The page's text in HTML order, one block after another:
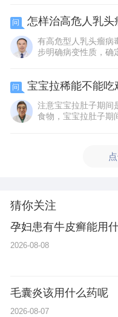
问 怎样治高危人乳头
有高危型人乳头瘤病
步明确病变性质，确
问 宝宝拉稀能不能吃
注意宝宝拉肚子期间
食物，宝宝拉肚子期
猜你关注
孕妇患有牛皮癣能用
2026-08-08
毛囊炎该用什么药呢
2026-08-07